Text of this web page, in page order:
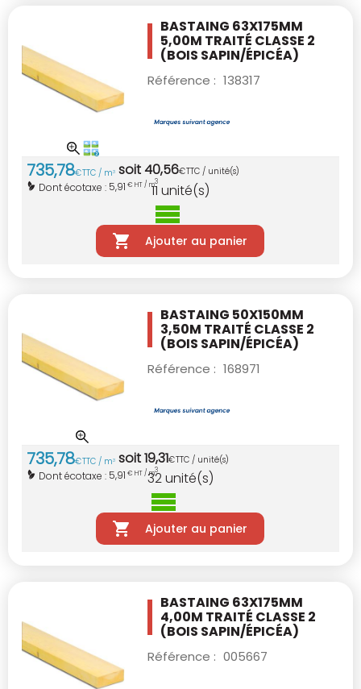
BASTAING 63X175MM
5,00M TRAITÉ CLASSE 2
(BOIS SAPIN/ÉPICÉA)
Référence : 138317
735,78€TTC / m3 soit40,56€TTC / unité(s)
Dont écotaxe : 5,91 € HT / m3
11 unité(s)
Ajouter au panier
BASTAING 50X150MM
3,50M TRAITÉ CLASSE 2
(BOIS SAPIN/ÉPICÉA)
Référence : 168971
735,78€TTC / m3 soit19,31€TTC / unité(s)
Dont écotaxe : 5,91 € HT / m3
32unité(s)
Ajouter au panier
BASTAING 63X175MM
4,00M TRAITÉ CLASSE 2
(BOIS SAPIN/ÉPICÉA)
Référence : 005667